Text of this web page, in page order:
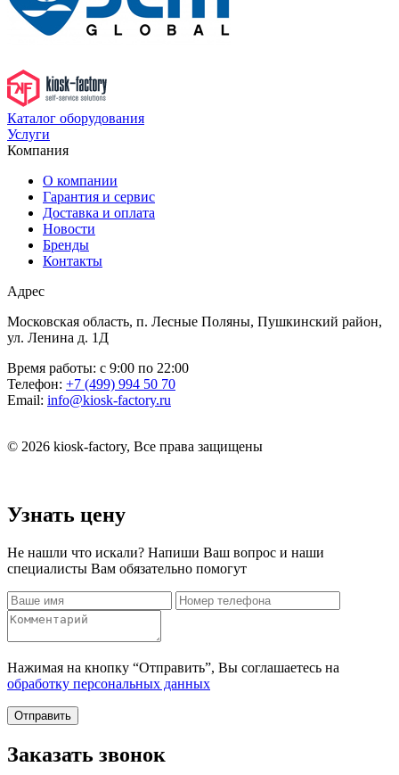
Каталог оборудования
Услуги
Компания
О компании
Гарантия и сервис
Доставка и оплата
Новости
Бренды
Контакты
Адрес
Московская область, п. Лесные Поляны, Пушкинский район,
ул. Ленина д. 1Д
Время работы: с 9:00 по 22:00
Телефон: +7 (499) 994 50 70
Email: info@kiosk-factory.ru
© 2026 kiosk-factory, Все права защищены
Узнать цену
Не нашли что искали? Напиши Ваш вопрос и наши
специалисты Вам обязательно помогут
Нажимая на кнопку “Отправить”, Вы соглашаетесь на
обработку персональных данных
Отправить
Заказать звонок